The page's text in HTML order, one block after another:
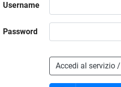
Username
Password
Accedi al servizio